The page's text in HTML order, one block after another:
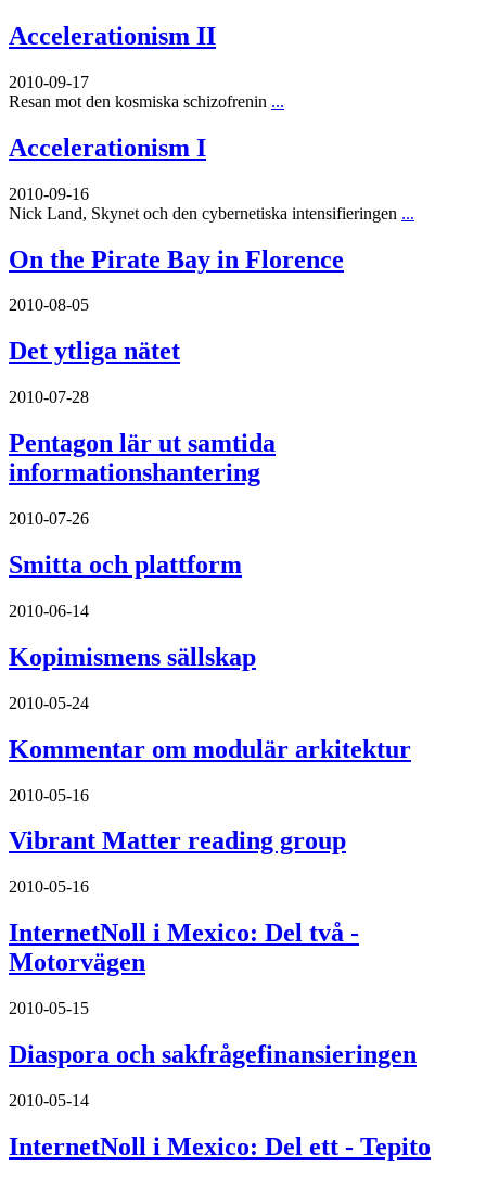
Accelerationism II
2010-09-17
Resan mot den kosmiska schizofrenin ...
Accelerationism I
2010-09-16
Nick Land, Skynet och den cybernetiska intensifieringen ...
On the Pirate Bay in Florence
2010-08-05
Det ytliga nätet
2010-07-28
Pentagon lär ut samtida
informationshantering
2010-07-26
Smitta och plattform
2010-06-14
Kopimismens sällskap
2010-05-24
Kommentar om modulär arkitektur
2010-05-16
Vibrant Matter reading group
2010-05-16
InternetNoll i Mexico: Del två -
Motorvägen
2010-05-15
Diaspora och sakfrågefinansieringen
2010-05-14
InternetNoll i Mexico: Del ett - Tepito